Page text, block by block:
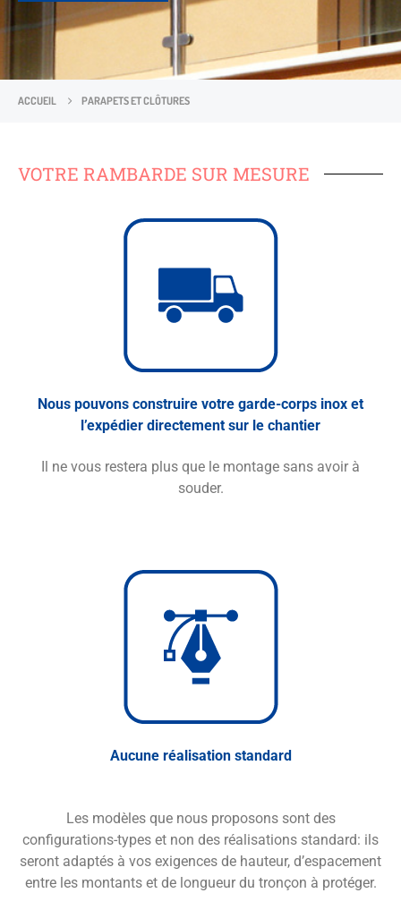
ACCUEIL PARAPETS ET CLÔTURES
VOTRE RAMBARDE SUR MESURE
Nous pouvons construire votre garde-corps inox et
l’expédier directement sur le chantier
Il ne vous restera plus que le montage sans avoir à
souder.
Aucune réalisation standard
Les modèles que nous proposons sont des
configurations-types et non des réalisations standard: ils
seront adaptés à vos exigences de hauteur, d’espacement
entre les montants et de longueur du tronçon à protéger.